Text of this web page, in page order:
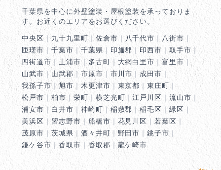
千葉県を中心に外壁塗装・屋根塗装を承っておりま
す。お近くのエリアをお選びください。
中央区｜九十九里町｜ 佐倉市 ｜ 八千代市 ｜ 八街市 ｜
匝瑳市 ｜ 千葉市 ｜千葉県 ｜ 印旛郡｜ 印西市 ｜取手市 ｜
四街道市 ｜ 土浦市｜多古町 ｜ 大網白里市 ｜富里市 ｜
山武市 ｜ 山武郡 ｜ 市原市 ｜ 市川市 ｜ 成田市 ｜
我孫子市｜旭市｜ 木更津市 ｜ 東京都 ｜東庄町 ｜
松戸市 ｜ 柏市 ｜ 栄町 ｜ 横芝光町 ｜江戸川区 ｜流山市 ｜
浦安市 ｜ 白井市 ｜ 神崎町 ｜ 稲敷郡 ｜稲毛区 ｜緑区 ｜
美浜区 ｜習志野市 ｜ 船橋市 ｜ 花見川区 ｜若葉区 ｜
茂原市 ｜ 茨城県 ｜ 酒々井町 ｜ 野田市 ｜銚子市 ｜
鎌ケ谷市 ｜ 香取市 ｜ 香取郡 ｜ 龍ケ崎市